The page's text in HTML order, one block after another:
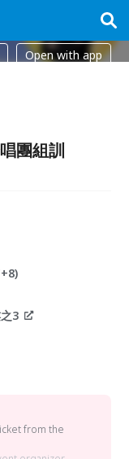
Open with app
團組訓
3
from the